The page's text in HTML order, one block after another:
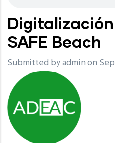
SAFE Beach
Submitted byadminon